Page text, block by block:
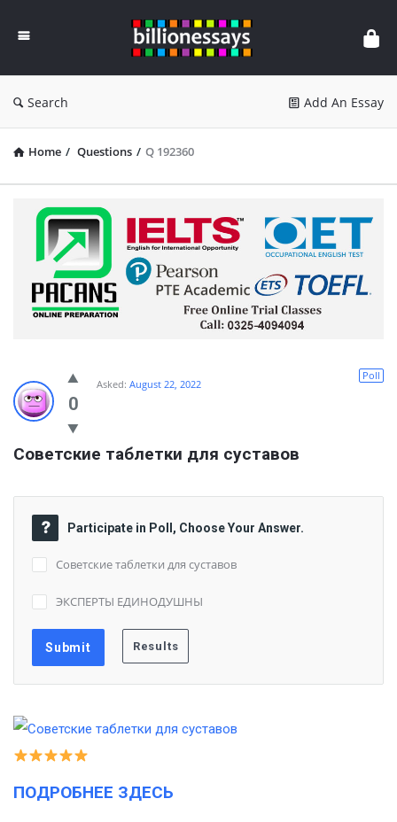
Essays
Search Add An Essay
Home / Questions / Q 192360
0
Poll
Asked: August 22, 2022
Советские таблетки для суставов
Participate in Poll, Choose Your Answer.
Советские таблетки для суставов
ЭКСПЕРТЫ ЕДИНОДУШНЫ
ПОДРОБНЕЕ ЗДЕСЬ